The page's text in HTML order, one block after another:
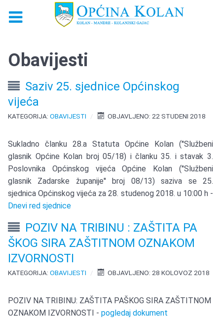
Obavijesti
Saziv 25. sjednice Općinskog
vijeća
KATEGORIJA:OBAVIJESTI OBJAVLJENO: 22 STUDENI 2018
Sukladno članku 28.a Statuta Općine Kolan (''Službeni
glasnik Općine Kolan broj 05/18) i članku 35. i stavak 3.
Poslovnika Općinskog vijeća Općine Kolan (''Službeni
glasnik Zadarske županije'' broj 08/13) saziva se 25.
sjednica Općinskog vijeća za 28. studenog 2018. u 10:00 h -
Dnevi red sjednice
POZIV NA TRIBINU : ZAŠTITA PA
ŠKOG SIRA ZAŠTITNOM OZNAKOM
IZVORNOSTI
KATEGORIJA:OBAVIJESTI OBJAVLJENO: 28 KOLOVOZ 2018
POZIV NA TRIBINU: ZAŠTITA PAŠKOG SIRA ZAŠTITNOM
OZNAKOM IZVORNOSTI -pogledaj dokument